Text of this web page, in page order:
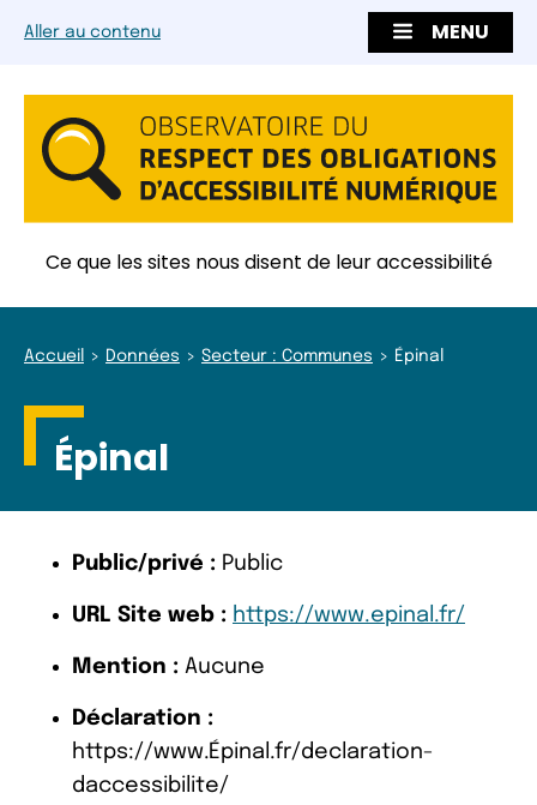
Aller au contenu MENU
Ce que les sites nous disent de leur accessibilité
Accueil Données Secteur : Communes Épinal
Épinal
Public/privé : Public
URL Site web : https://www.epinal.fr/
Mention : Aucune
Déclaration :
https://www.Épinal.fr/declaration-
daccessibilite/